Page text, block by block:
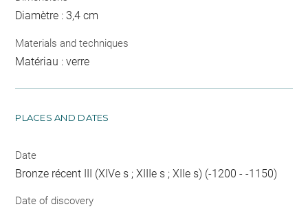
Diamètre : 3,4 cm
Materials and techniques
Matériau : verre
PLACES AND DATES
Date
Bronze récent III (XIVe s ; XIIIe s ; XIIe s) (-1200 - -1150)
Date of discovery